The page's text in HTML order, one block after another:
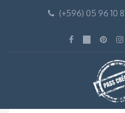
(+596) 05 96 10